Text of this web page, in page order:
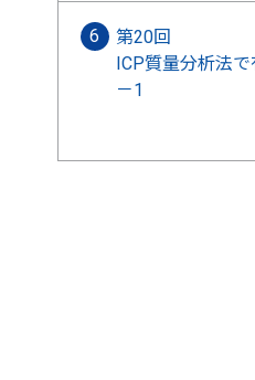
第20回
ICP質量分析法
－1